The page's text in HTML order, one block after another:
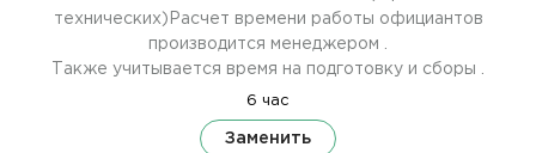
технических)Расчет времени работы официантов
производится менеджером .
Также учитывается время на подготовку и сборы .
6 час
Заменить